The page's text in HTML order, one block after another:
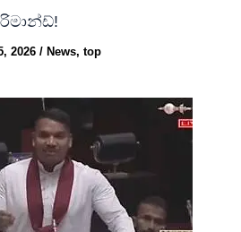
2026/ News,top